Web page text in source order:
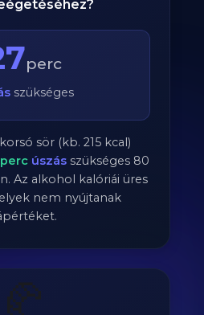
perc
szükséges
sör (kb. 215 kcal)
perc úszás szükséges 80
Az alkohol kalóriái üres
nem nyújtanak
🥐